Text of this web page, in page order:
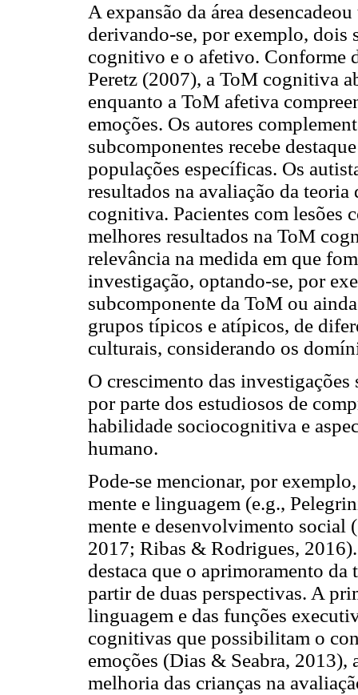
A expansão da área
derivando-se, por exemplo, dois
cognitivo e o afetivo. Conforme
Peretz (2007), a ToM cognitiva
enquanto a ToM afetiva
emoções. Os autores
subcomponentes recebe
populações específicas. Os
resultados na avaliação da
cognitiva. Pacientes com lesões
melhores resultados na ToM
relevância na medida em que
investigação, optando-se, por
subcomponente da ToM ou
grupos típicos e atípicos, de
culturais, considerando os
O crescimento das
por parte dos estudiosos de
habilidade sociocognitiva e
humano.
Pode-se mencionar, por
mente e linguagem (e.g.,
mente e desenvolvimento social
2017; Ribas & Rodrigues,
destaca que o aprimoramento
partir de duas perspectivas. A
linguagem e das funções
cognitivas que possibilitam o
emoções (Dias & Seabra, 2013),
melhoria das crianças na